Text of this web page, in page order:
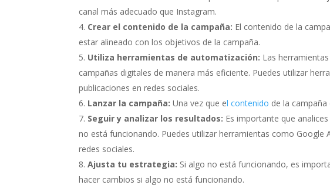
canal más adecuado que Instagram.
Crear el contenido de la campaña: El contenido de la
estar alineado con los objetivos de la campaña.
Utiliza herramientas de automatización: Las
campañas digitales de manera más eficiente. Puedes utilizar
publicaciones en redes sociales.
Lanzar la campaña: Una vez que el contenido de la
Seguir y analizar los resultados: Es importante que
no está funcionando. Puedes utilizar herramientas como Google
redes sociales.
Ajusta tu estrategia: Si algo no está funcionando, es
hacer cambios si algo no está funcionando.